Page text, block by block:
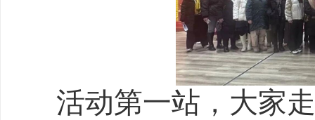
活动第一站，大家